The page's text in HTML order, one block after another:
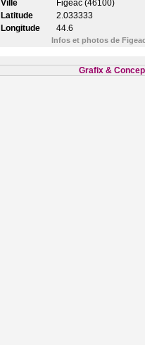
Ville
Figeac (46100)
Latitude
2.033333
Longitude
44.6
Infos et photos de
Grafix &